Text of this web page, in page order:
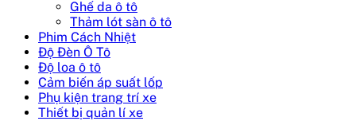
Ghế da ô tô
Thảm lót sàn ô tô
Phim Cách Nhiệt
Độ Đèn Ô Tô
Độ loa ô tô
Cảm biến áp suất lốp
Phụ kiện trang trí xe
Thiết bị quản lí xe